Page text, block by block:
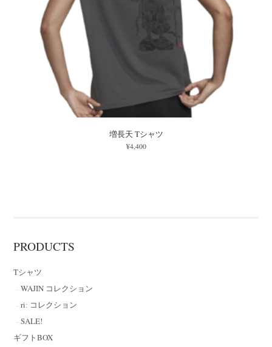
増長天 Tシャツ
¥4,400
PRODUCTS
Tシャツ
WAJIN コレクション
riː コレクション
SALE!
ギフトBOX